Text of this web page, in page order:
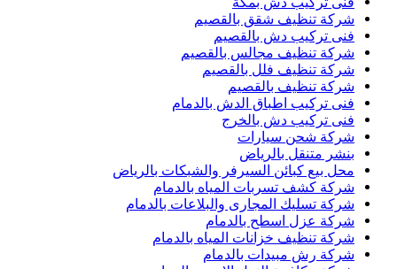
شركة تنظيف شقق بالقصيم
فنى تركيب دش بالقصيم
شركة تنظيف مجالس بالقصيم
شركة تنظيف فلل بالقصيم
شركة تنظيف بالقصيم
فنى تركيب اطباق الدش بالدمام
فنى تركيب دش بالخرج
شركة شحن سيارات
بنشر متنقل بالرياض
محل بيع كبائن السيرفر والشبكات بالرياض
شركة كشف تسربات المياه بالدمام
شركة تسليك المجارى والبلاعات بالدمام
شركة عزل اسطح بالدمام
شركة تنظيف خزانات المياه بالدمام
شركة رش مبيدات بالدمام